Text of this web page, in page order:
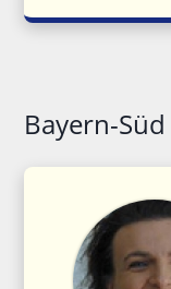
Bayern-Süd